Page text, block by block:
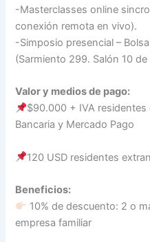
-Masterclasses online
conexión remota en vivo).
-Simposio presencial –
(Sarmiento 299. Salón 10
Valor y medios de pago:
$90.000 + IVA residentes
Bancaria y Mercado Pago
120 USD residentes
Beneficios:
10% de descuento: 2 o
empresa familiar